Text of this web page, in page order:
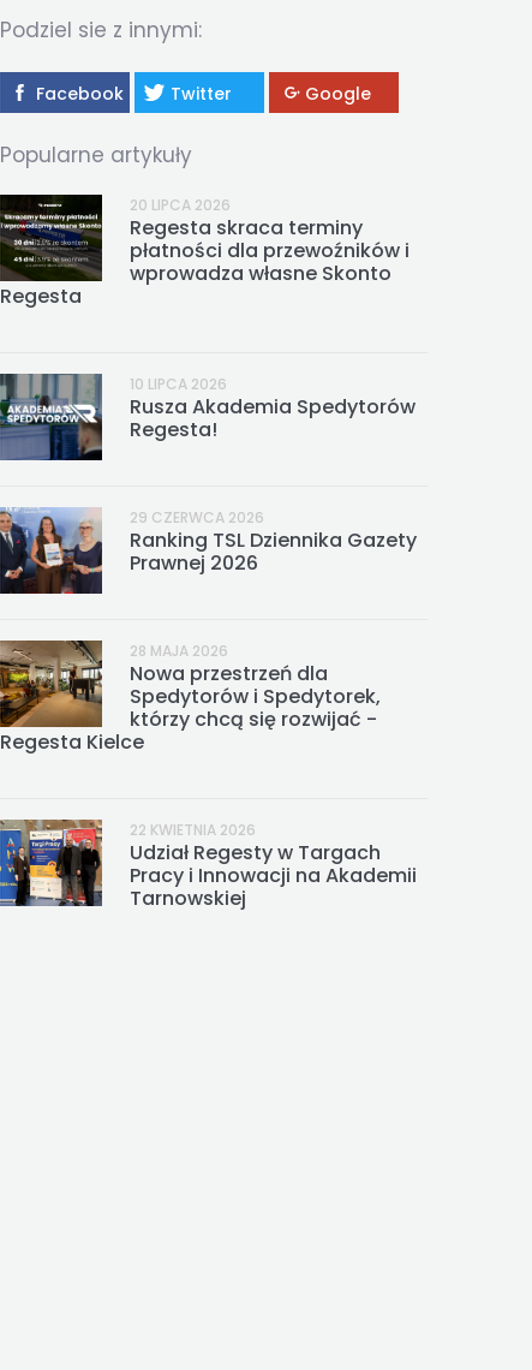
REGESTA LOGISTYKA
Podziel sie z innymi:
Facebook Twitter Google
Popularne artykuły
20 LIPCA 2026
Regesta skraca terminy
płatności dla przewoźników i
wprowadza własne Skonto
Regesta
10 LIPCA 2026
Rusza Akademia Spedytorów
Regesta!
29 CZERWCA 2026
Ranking TSL Dziennika Gazety
Prawnej 2026
28 MAJA 2026
Nowa przestrzeń dla
Spedytorów i Spedytorek,
którzy chcą się rozwijać -
Regesta Kielce
22 KWIETNIA 2026
Udział Regesty w Targach
Pracy i Innowacji na Akademii
Tarnowskiej